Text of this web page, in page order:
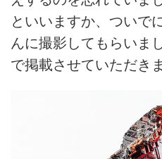
といいますか、ついで
んに撮影してもらいま
で掲載させていただき